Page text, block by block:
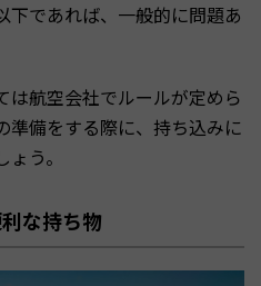
下であれば、一般的に問題あ
は航空会社でルールが定めら
準備をする際に、持ち込みに
う。
な持ち物